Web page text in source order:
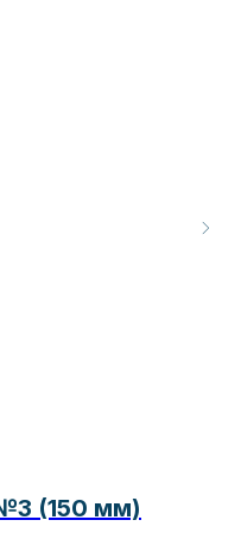
(150 мм)